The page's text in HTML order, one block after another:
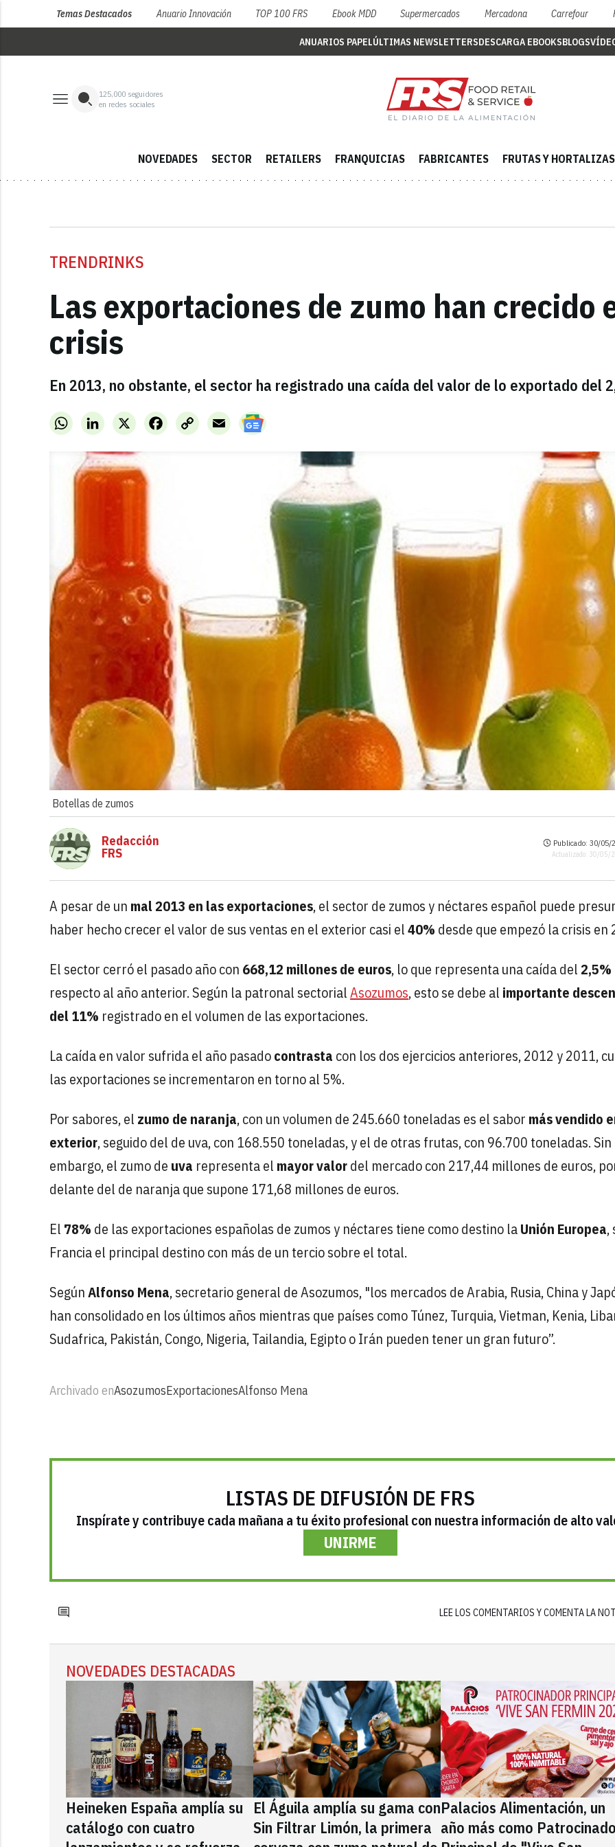
Temas Destacados Anuario Innovación TOP 100 FRS Ebook MDD Supermercados Mercadona Carrefour
ANUARIOS PAPELÚLTIMAS NEWSLETTERSDESCARGA EBOOKSBLOGS
125,000 seguidores
en redes sociales
NOVEDADES SECTOR RETAILERS FRANQUICIAS FABRICANTES FRUTAS Y HORTALIZAS
TRENDRINKS
Las exportaciones de zumo han crecido
crisis
En 2013, no obstante, el sector ha registrado una caída del valor de lo exportado del
WhatsAppLinkedInX FacebookCopy
Link
Email
Botellas de zumos
Redacción
FRS
Publicado: 30/05/
Actualizado: 30/05/
A pesar de un mal 2013 en las exportaciones, el sector de zumos y néctares español puede
haber hecho crecer el valor de sus ventas en el exterior casi el40% desde que empezó la crisis en
El sector cerró el pasado año con 668,12 millones de euros, lo que representa una caída del2,5%
respecto al año anterior. Según la patronal sectorialAsozumos, esto se debe al importante
del 11% registrado en el volumen de las exportaciones.
La caída en valor sufrida el año pasadocontrasta con los dos ejercicios anteriores, 2012 y 2011,
las exportaciones se incrementaron en torno al 5%.
Por sabores, el zumo de naranja, con un volumen de 245.660 toneladas es el sabor más vendido
exterior, seguido del de uva, con 168.550 toneladas, y el de otras frutas, con 96.700 toneladas. Sin
embargo, el zumo de uva representa el mayor valordel mercado con 217,44 millones de euros,
delante del de naranja que supone 171,68 millones de euros.
El 78% de las exportaciones españolas de zumos y néctares tiene como destino laUnión Europea,
Francia el principal destino con más de un tercio sobre el total.
SegúnAlfonso Mena, secretario general de Asozumos, "los mercados de Arabia, Rusia, China y
han consolidado en los últimos años mientras que países como Túnez, Turquia, Vietman, Kenia,
Sudafrica, Pakistán, Congo, Nigeria, Tailandia, Egipto o Irán pueden tener un gran futuro”.
Archivado enAsozumosExportacionesAlfonso Mena
LISTAS DE DIFUSIÓN DE FRS
Inspírate y contribuye cada mañana a tu éxito profesional con nuestra información de alto
UNIRME
LEE LOS COMENTARIOS Y COMENTA LA
NOVEDADES DESTACADAS
Heineken España amplía su
catálogo con cuatro
El Águila amplía su gama con
Sin Filtrar Limón, la primera
Palacios Alimentación, un
año más como